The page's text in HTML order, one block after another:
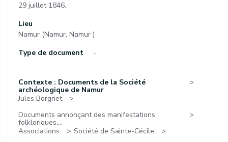
29 juillet 1846.
Lieu
Namur (Namur, Namur )
Type de document
-
Contexte : Documents de la Société
archéologique de Namur
Jules Borgnet.
Documents annonçant des manifestations
folkloriques,...
Associations.
Société de Sainte-Cécile.